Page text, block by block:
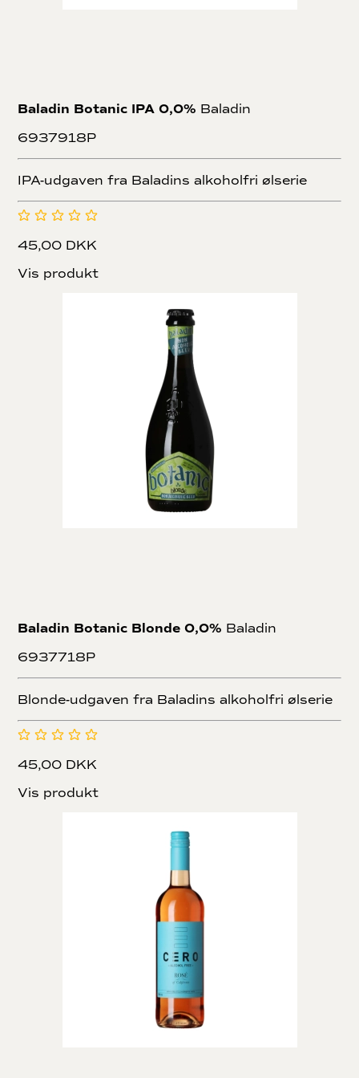
Baladin Botanic IPA 0,0% Baladin
6937918P
IPA-udgaven fra Baladins alkoholfri ølserie
45,00 DKK
Vis produkt
Baladin Botanic Blonde 0,0% Baladin
6937718P
Blonde-udgaven fra Baladins alkoholfri ølserie
45,00 DKK
Vis produkt